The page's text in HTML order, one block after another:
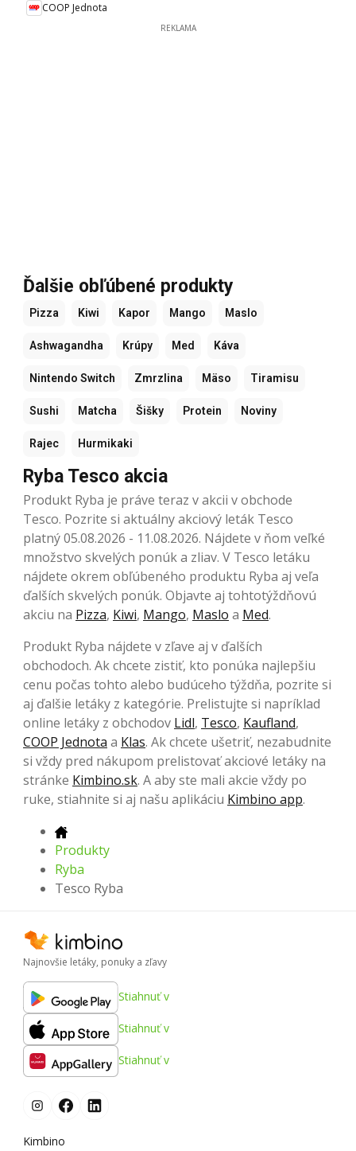
COOP Jednota
REKLAMA
Ďalšie obľúbené produkty
Pizza Kiwi Kapor Mango Maslo
Ashwagandha Krúpy Med Káva
Nintendo Switch Zmrzlina Mäso Tiramisu
Sushi Matcha Šišky Protein Noviny
Rajec Hurmikaki
Ryba Tesco akcia
Produkt Ryba je práve teraz v akcii v obchode
Tesco. Pozrite si aktuálny akciový leták Tesco
platný 05.08.2026 - 11.08.2026. Nájdete v ňom veľké
množstvo skvelých ponúk a zliav. V Tesco letáku
nájdete okrem obľúbeného produktu Ryba aj veľa
ďalších skvelých ponúk. Objavte aj tohtotýždňovú
akciu na Pizza, Kiwi, Mango, Maslo a Med.
Produkt Ryba nájdete v zľave aj v ďalších
obchodoch. Ak chcete zistiť, kto ponúka najlepšiu
cenu počas tohto alebo budúceho týždňa, pozrite si
aj ďalšie letáky z kategórie. Prelistujte si napríklad
online letáky z obchodov Lidl, Tesco, Kaufland,
COOP Jednota a Klas. Ak chcete ušetriť, nezabudnite
si vždy pred nákupom prelistovať akciové letáky na
stránke Kimbino.sk. A aby ste mali akcie vždy po
ruke, stiahnite si aj našu aplikáciu Kimbino app.
Produkty
Ryba
Tesco Ryba
Najnovšie letáky, ponuky a zľavy
Stiahnuť v
Stiahnuť v
Stiahnuť v
Kimbino